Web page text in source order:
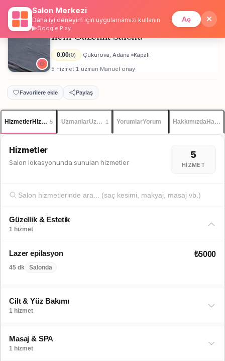
İstanbul Giriş Üye Ol
Anasayfa / Adana / İrem Güzellik Salonu
İrem Güzellik Salonu
0.00(0) ·Çukurova, Adana· Kapalı
5 hizmet·1 uzman·Manuel onay
Favorilere ekle Paylaş
HizmetlerHizmetler
5 UzmanlarUzmanlar
1 YorumlarYorum Hakkımızda
Hizmetler
Salon lokasyonunda sunulan hizmetler
5
HIZMET
Güzellik & Estetik
1 hizmet
Lazer epilasyon
45 dk Salonda
₺5000
Cilt & Yüz Bakımı
1 hizmet
Masaj & SPA
1 hizmet
Salon Merkezi
Daha iyi deneyim için uygulamamızı kullanın
Google Play
Aç